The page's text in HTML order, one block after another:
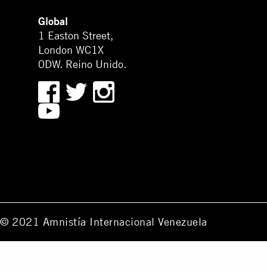
Global
1 Easton Street,
London WC1X
0DW. Reino Unido.
© 2021 Amnistía Internacional Venezuela